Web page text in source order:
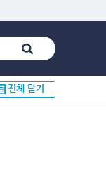
전체 닫기